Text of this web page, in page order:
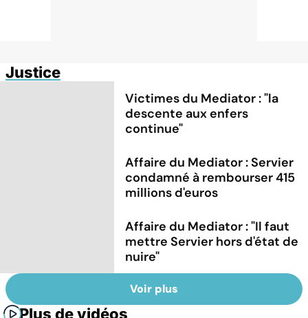
Justice
Victimes du Mediator : "la
descente aux enfers
continue"
Affaire du Mediator : Servier
condamné à rembourser 415
millions d'euros
Affaire du Mediator : "Il faut
mettre Servier hors d'état de
nuire"
Voir plus
Plus de vidéos